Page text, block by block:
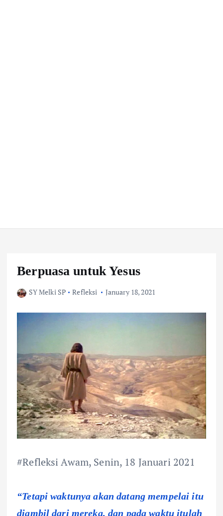
Berpuasa untuk Yesus
SY Melki SP Refleksi January 18, 2021
#Refleksi Awam, Senin, 18 Januari 2021
“Tetapi waktunya akan datang mempelai itu
diambil dari mereka, dan pada waktu itulah